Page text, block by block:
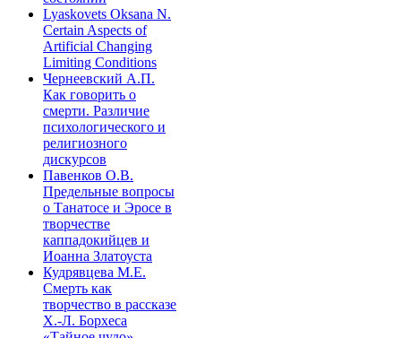
Lyaskovets Oksana N.
Certain Aspects of
Artificial Changing
Limiting Conditions
Чернеевский А.П.
Как говорить о
смерти. Различие
психологического и
религиозного
дискурсов
Павенков О.В.
Предельные вопросы
о Танатосе и Эросе в
творчестве
каппадокийцев и
Иоанна Златоуста
Кудрявцева М.Е.
Смерть как
творчество в рассказе
Х.-Л. Борхеса